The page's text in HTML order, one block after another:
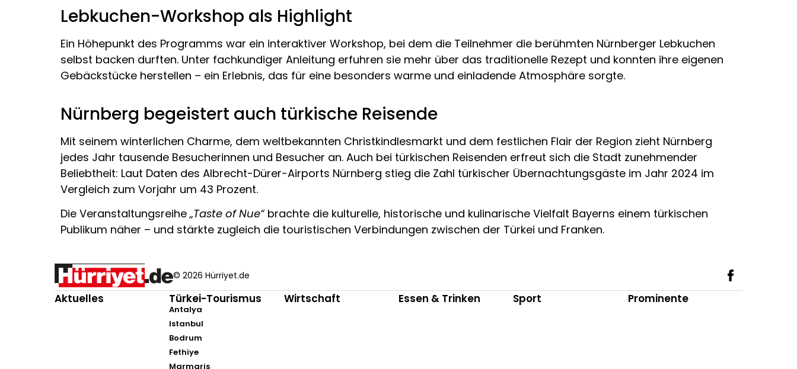
Lebkuchen-Workshop als Highlight
Ein Höhepunkt des Programms war ein interaktiver Workshop, bei dem die Teilnehmer die berühmten Nürnberger Lebkuchen
selbst backen durften. Unter fachkundiger Anleitung erfuhren sie mehr über das traditionelle Rezept und konnten ihre eigenen
Gebäckstücke herstellen – ein Erlebnis, das für eine besonders warme und einladende Atmosphäre sorgte.
Nürnberg begeistert auch türkische Reisende
Mit seinem winterlichen Charme, dem weltbekannten Christkindlesmarkt und dem festlichen Flair der Region zieht Nürnberg
jedes Jahr tausende Besucherinnen und Besucher an. Auch bei türkischen Reisenden erfreut sich die Stadt zunehmender
Beliebtheit: Laut Daten des Albrecht-Dürer-Airports Nürnberg stieg die Zahl türkischer Übernachtungsgäste im Jahr 2024 im
Vergleich zum Vorjahr um 43 Prozent.
Die Veranstaltungsreihe„Taste of Nue“brachte die kulturelle, historische und kulinarische Vielfalt Bayerns einem türkischen
Publikum näher – und stärkte zugleich die touristischen Verbindungen zwischen der Türkei und Franken.
© 2026 Hürriyet.de
Aktuelles Türkei-Tourismus
Antalya
Istanbul
Bodrum
Fethiye
Marmaris
Wirtschaft Essen & Trinken Sport Prominente